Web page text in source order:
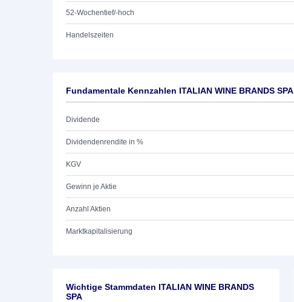
52-Wochentief/-hoch
Handelszeiten
Fundamentale Kennzahlen ITALIAN WINE BRANDS SPA
Dividende
Dividendenrendite in %
KGV
Gewinn je Aktie
Anzahl Aktien
Marktkapitalisierung
Wichtige Stammdaten ITALIAN WINE BRANDS
SPA